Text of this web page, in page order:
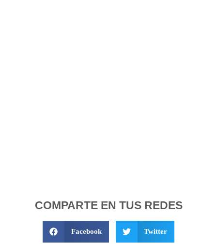
COMPARTE EN TUS REDES
Facebook Twitter